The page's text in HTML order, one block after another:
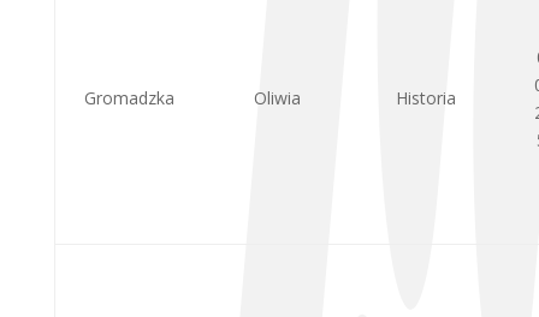
Gromadzka Oliwia Historia